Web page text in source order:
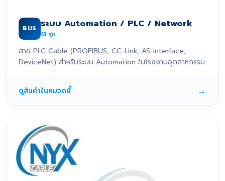
BUS ระบบ Automation / PLC / Network
13 รุ่น
สาย PLC Cable (PROFIBUS, CC-Link, AS-interface,
DeviceNet) สำหรับระบบ Automation ในโรงงานอุตสาหกรรม
ดูสินค้าในหมวดนี้ →